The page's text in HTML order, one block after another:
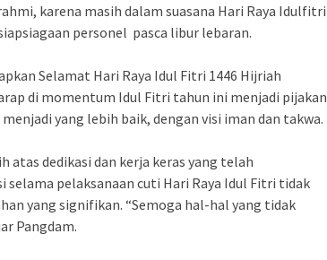
karena masih dalam suasana Hari Raya Idulfitri
personel pasca libur lebaran.
Selamat Hari Raya Idul Fitri 1446 Hijriah
di momentum Idul Fitri tahun ini menjadi pijakan
yang lebih baik, dengan visi iman dan takwa.
atas dedikasi dan kerja keras yang telah
pelaksanaan cuti Hari Raya Idul Fitri tidak
yang signifikan. “Semoga hal-hal yang tidak
Pangdam.